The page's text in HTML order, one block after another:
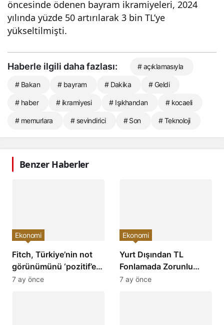
öncesinde ödenen bayram ikramiyeleri, 2024
yılında yüzde 50 artırılarak 3 bin TL’ye
yükseltilmişti.
Haberle ilgili daha fazlası: # açıklamasıyla
# Bakan # bayram # Dakika # Geldi
# haber # ikramiyesi # Işıkhandan # kocaeli
# memurlara # sevindirici # Son # Teknoloji
Benzer Haberler
Fitch, Türkiye’nin not
görünümünü ‘pozitif’e
çevirdi ve yatırımcıların
Ekonomi
7 ay önce
Yurt Dışından TL
Fonlamada Zorunlu
Karşılık Oranları
Ekonomi
7 ay önce